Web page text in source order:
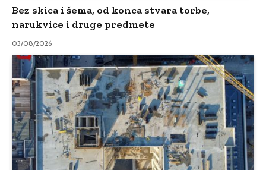
Bez skica i šema, od konca stvara torbe,
narukvice i druge predmete
03/08/2026